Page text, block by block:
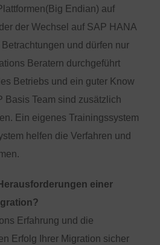
Endian) auf
der Wechsel auf SAP HANA
und dürfen nur
Beratern durchgeführt
Betriebs und ein guter Know
Basis Team sind zusätzlich
Ein eigenes Trainingssystem
helfen die Verfahren und
einer
Erfahrung und die
Erfolg Ihrer Migration sicher